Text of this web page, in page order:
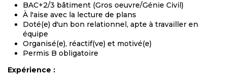
BAC+2/3 bâtiment (Gros oeuvre/Génie Civil)
À l'aise avec la lecture de plans
Doté(e) d'un bon relationnel, apte à travailler en
équipe
Organisé(e), réactif(ve) et motivé(e)
Permis B obligatoire
Expérience :